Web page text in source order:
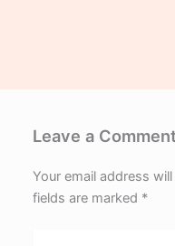
Leave a Comment
Your email address
fields are marked *